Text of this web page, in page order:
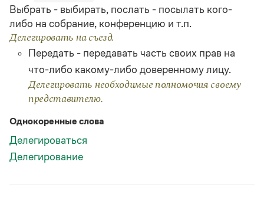
Статьи
Монологи
Интервью
Лекции и подкасты
Рекомендуем
Учебник Грамоты
Правила русского языка: от азов до тонкостей
Интерактивные упражнения: от простого к сложному
Скороговорки
Выбрать - выбирать, послать - посылать кого-
либо на собрание, конференцию и т.п.
Делегировать на съезд.
Передать - передавать часть своих прав на
что-либо какому-либо доверенному лицу.
Делегировать необходимые полномочия своему
представителю.
Однокоренные слова
Делегироваться
Делегирование